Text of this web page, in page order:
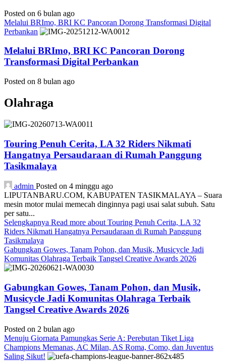
Posted on 6 bulan ago
Melalui BRImo, BRI KC Pancoran Dorong Transformasi Digital
Perbankan
Melalui BRImo, BRI KC Pancoran Dorong
Transformasi Digital Perbankan
Posted on 8 bulan ago
Olahraga
Touring Penuh Cerita, LA 32 Riders Nikmati
Hangatnya Persaudaraan di Rumah Panggung
Tasikmalaya
admin Posted on 4 minggu ago
LIPUTANBARU.COM, KABUPATEN TASIKMALAYA – Suara
mesin motor mulai memecah dinginnya pagi usai salat subuh. Satu
per satu...
Selengkapnya Read more about Touring Penuh Cerita, LA 32
Riders Nikmati Hangatnya Persaudaraan di Rumah Panggung
Tasikmalaya
Gabungkan Gowes, Tanam Pohon, dan Musik, Musicycle Jadi
Komunitas Olahraga Terbaik Tangsel Creative Awards 2026
Gabungkan Gowes, Tanam Pohon, dan Musik,
Musicycle Jadi Komunitas Olahraga Terbaik
Tangsel Creative Awards 2026
Posted on 2 bulan ago
Menuju Giornata Pamungkas Serie A: Perebutan Tiket Liga
Champions Memanas, AC Milan, AS Roma, Como, dan Juventus
Saling Sikut!